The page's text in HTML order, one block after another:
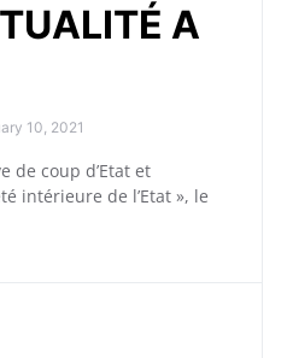
A
10, 2021
de coup d’Etat et
intérieure de l’Etat », le